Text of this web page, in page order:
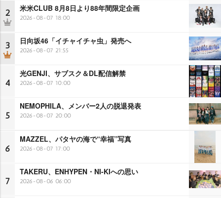
2 米米CLUB 8月8日より88年間限定企画
2026-08-07 18:00
3 日向坂46「イチャイチャ虫」発売へ
2026-08-07 21:55
4
光GENJI、サブスク＆DL配信解禁
2026-08-07 10:00
5
NEMOPHILA、メンバー2人の脱退発表
2026-08-07 20:00
6
MAZZEL、パタヤの海で“幸福”写真
2026-08-07 17:00
7
TAKERU、ENHYPEN・NI-KIへの思い
2026-08-06 06:00